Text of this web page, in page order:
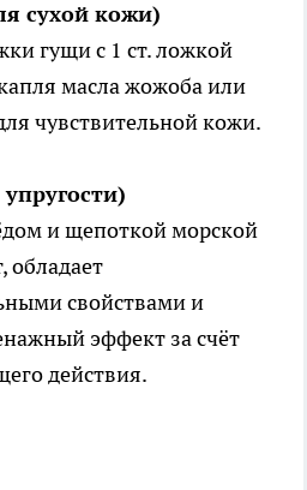
сухой кожи)
гущи с 1 ст. ложкой
масла жожоба или
чувствительной кожи.
и щепоткой морской
обладает
свойствами и
эффект за счёт
действия.